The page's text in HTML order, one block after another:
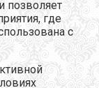
позволяет
где
с